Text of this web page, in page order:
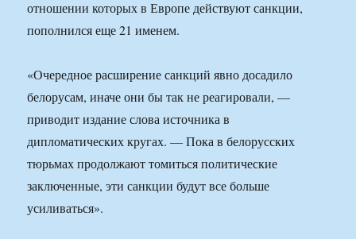
отношении которых в Европе действуют санкции,
пополнился еще 21 именем.
«Очередное расширение санкций явно досадило
белорусам, иначе они бы так не реагировали, —
приводит издание слова источника в
дипломатических кругах. — Пока в белорусских
тюрьмах продолжают томиться политические
заключенные, эти санкции будут все больше
усиливаться».